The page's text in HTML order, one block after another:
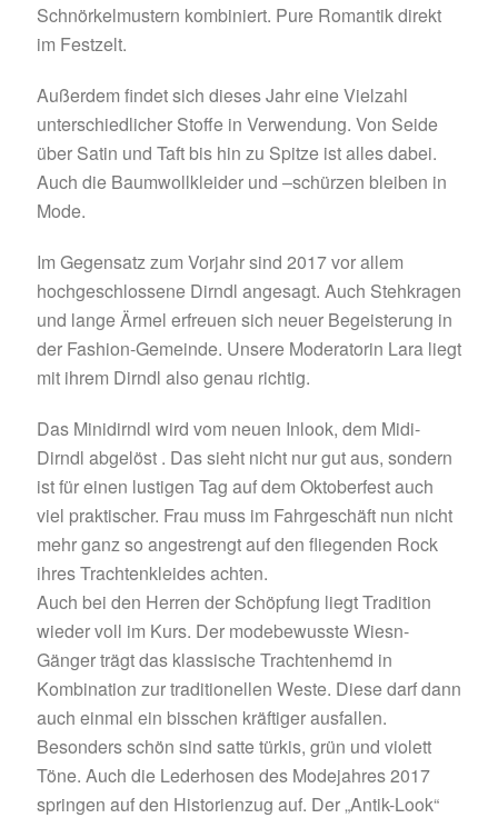
Schnörkelmustern kombiniert. Pure Romantik direkt
im Festzelt.
Außerdem findet sich dieses Jahr eine Vielzahl
unterschiedlicher Stoffe in Verwendung. Von Seide
über Satin und Taft bis hin zu Spitze ist alles dabei.
Auch die Baumwollkleider und –schürzen bleiben in
Mode.
Im Gegensatz zum Vorjahr sind 2017 vor allem
hochgeschlossene Dirndl angesagt. Auch Stehkragen
und lange Ärmel erfreuen sich neuer Begeisterung in
der Fashion-Gemeinde. Unsere Moderatorin Lara liegt
mit ihrem Dirndl also genau richtig.
Das Minidirndl wird vom neuen Inlook, dem Midi-
Dirndl abgelöst . Das sieht nicht nur gut aus, sondern
ist für einen lustigen Tag auf dem Oktoberfest auch
viel praktischer. Frau muss im Fahrgeschäft nun nicht
mehr ganz so angestrengt auf den fliegenden Rock
ihres Trachtenkleides achten.
Auch bei den Herren der Schöpfung liegt Tradition
wieder voll im Kurs. Der modebewusste Wiesn-
Gänger trägt das klassische Trachtenhemd in
Kombination zur traditionellen Weste. Diese darf dann
auch einmal ein bisschen kräftiger ausfallen.
Besonders schön sind satte türkis, grün und violett
Töne. Auch die Lederhosen des Modejahres 2017
springen auf den Historienzug auf. Der „Antik-Look“